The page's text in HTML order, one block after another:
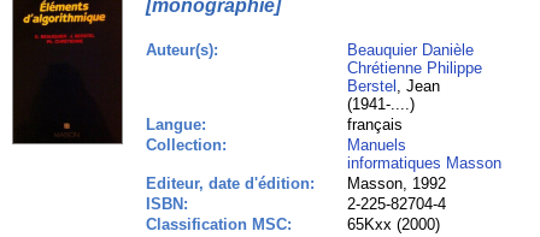
[monographie]
Auteur(s):
Beauquier Danièle
Chrétienne Philippe
Berstel , Jean
(1941-....)
Langue:
français
Collection:
Manuels
informatiques Masson
Editeur, date d'édition:
Masson, 1992
ISBN:
2-225-82704-4
Classification MSC:
65Kxx (2000)